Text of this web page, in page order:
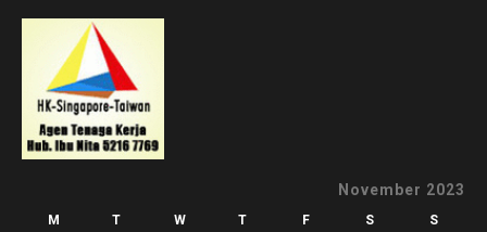
November 2023
M T W T F S S